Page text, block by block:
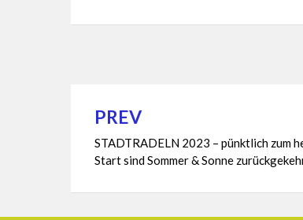
Beitragsnavigation
PREV
STADTRADELN 2023 – pünktlich zum
Start sind Sommer & Sonne